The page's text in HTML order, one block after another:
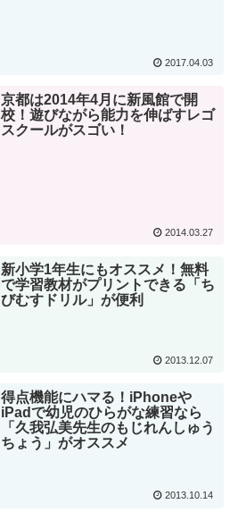
2017.04.03
京都は2014年4月に新風館で開
校！遊びながら能力を伸ばすレゴ
スクールがスゴい！
2014.03.27
新小学1年生にもオススメ！無料
で学習教材がプリントできる「ち
びむすドリル」が便利
2013.12.07
得点機能にハマる！iPhoneや
iPadで幼児のひらがな練習なら
「久我弘美先生のもじれんしゅう
ちょう」がオススメ
2013.10.14